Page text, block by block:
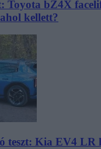
Toyota bZ4X
kellett?
teszt: Kia EV4 LR